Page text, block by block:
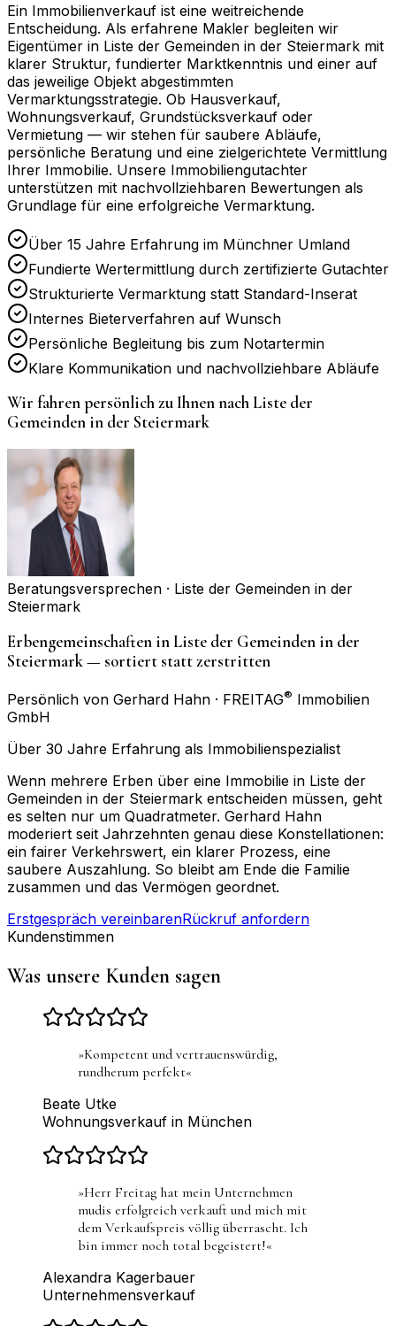
Ein Immobilienverkauf ist eine weitreichende
Entscheidung. Als erfahrene Makler begleiten wir
Eigentümer in Liste der Gemeinden in der Steiermark mit
klarer Struktur, fundierter Marktkenntnis und einer auf
das jeweilige Objekt abgestimmten
Vermarktungsstrategie. Ob Hausverkauf,
Wohnungsverkauf, Grundstücksverkauf oder
Vermietung — wir stehen für saubere Abläufe,
persönliche Beratung und eine zielgerichtete Vermittlung
Ihrer Immobilie. Unsere Immobiliengutachter
unterstützen mit nachvollziehbaren Bewertungen als
Grundlage für eine erfolgreiche Vermarktung.
Über 15 Jahre Erfahrung im Münchner Umland
Fundierte Wertermittlung durch zertifizierte Gutachter
Strukturierte Vermarktung statt Standard-Inserat
Internes Bieterverfahren auf Wunsch
Persönliche Begleitung bis zum Notartermin
Klare Kommunikation und nachvollziehbare Abläufe
Wir fahren persönlich zu Ihnen nachListe der
Gemeinden in der Steiermark
Beratungsversprechen · Liste der Gemeinden in der
Steiermark
Erbengemeinschaften in Liste der Gemeinden in der
Steiermark — sortiert statt zerstritten
Persönlich von Gerhard Hahn · FREITAG® Immobilien
GmbH
Über 30 Jahre Erfahrung als Immobilienspezialist
Wenn mehrere Erben über eine Immobilie in Liste der
Gemeinden in der Steiermark entscheiden müssen, geht
es selten nur um Quadratmeter. Gerhard Hahn
moderiert seit Jahrzehnten genau diese Konstellationen:
ein fairer Verkehrswert, ein klarer Prozess, eine
saubere Auszahlung. So bleibt am Ende die Familie
zusammen und das Vermögen geordnet.
Erstgespräch vereinbarenRückruf anfordern
Kundenstimmen
Was unsere Kunden sagen
»Kompetent und vertrauenswürdig,
rundherum perfekt«
Beate Utke
Wohnungsverkauf in München
»Herr Freitag hat mein Unternehmen
mudis erfolgreich verkauft und mich mit
dem Verkaufspreis völlig überrascht. Ich
bin immer noch total begeistert!«
Alexandra Kagerbauer
Unternehmensverkauf